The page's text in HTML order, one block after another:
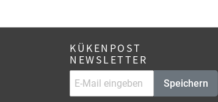
KÜKENPOST
NEWSLETTER
Speichern